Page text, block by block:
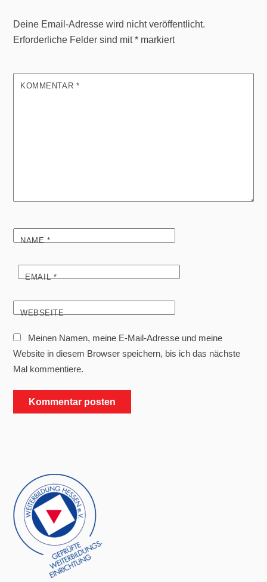
Deine Email-Adresse wird nicht veröffentlicht.
Erforderliche Felder sind mit* markiert
KOMMENTAR *
NAME*
EMAIL*
WEBSEITE
Meinen Namen, meine E-Mail-Adresse und meine
Website in diesem Browser speichern, bis ich das nächste
Mal kommentiere.